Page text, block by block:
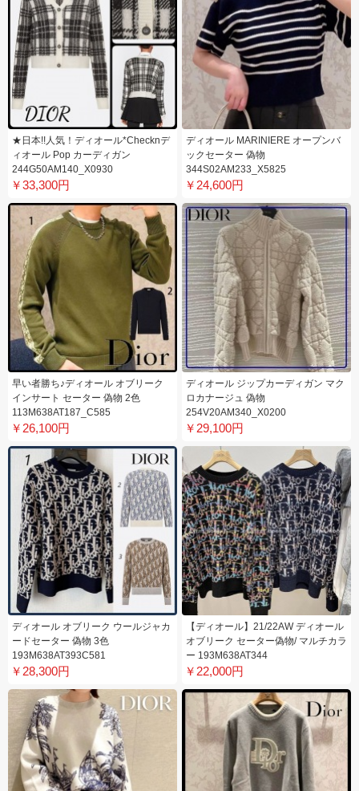
★日本!!人気！ディオール*Checknデ
ィオール Pop カーディガン
244G50AM140_X0930
￥33,300円
ディオール MARINIERE オープンバ
ックセーター 偽物
344S02AM233_X5825
￥24,600円
早い者勝ち♪ディオール オブリーク
インサート セーター 偽物 2色
113M638AT187_C585
￥26,100円
ディオール ジップカーディガン マク
ロカナージュ 偽物
254V20AM340_X0200
￥29,100円
ディオール オブリーク ウールジャカ
ードセーター 偽物 3色
193M638AT393C581
￥28,300円
【ディオール】21/22AW ディオール
オブリーク セーター偽物/ マルチカラ
ー 193M638AT344
￥22,000円